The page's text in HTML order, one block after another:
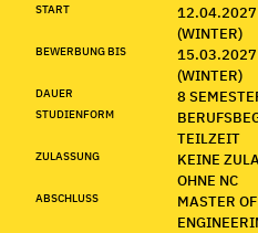
START
12.04.2027
(WINTER)
BEWERBUNG BIS
15.03.2027
(WINTER)
DAUER 8
STUDIENFORM
TEILZEIT
ZULASSUNG
KEINE
OHNE NC
ABSCHLUSS
MASTER